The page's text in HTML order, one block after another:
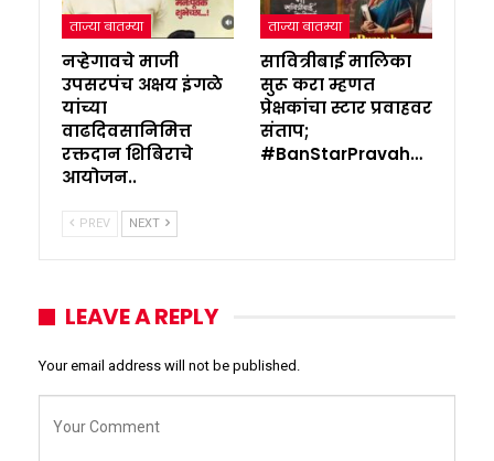
ताज्या बातम्या
नऱ्हेगावचे माजी
उपसरपंच अक्षय इंगळे
यांच्या
वाढदिवसानिमित्त
रक्तदान शिबिराचे
आयोजन..
ताज्या बातम्या
सावित्रीबाई मालिका
सुरू करा म्हणत
प्रेक्षकांचा स्टार प्रवाहवर
संताप;
#BanStarPravah…
PREV NEXT
LEAVE A REPLY
Your email address will not be published.